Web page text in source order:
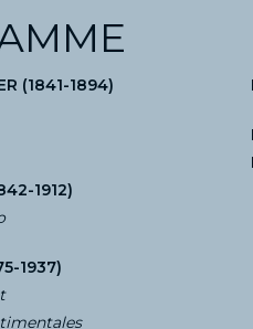
(1841-1894)
1912)
1937)